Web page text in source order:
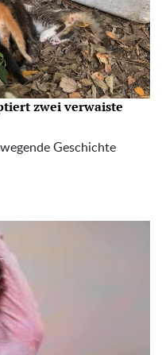
zwei verwaiste
Geschichte